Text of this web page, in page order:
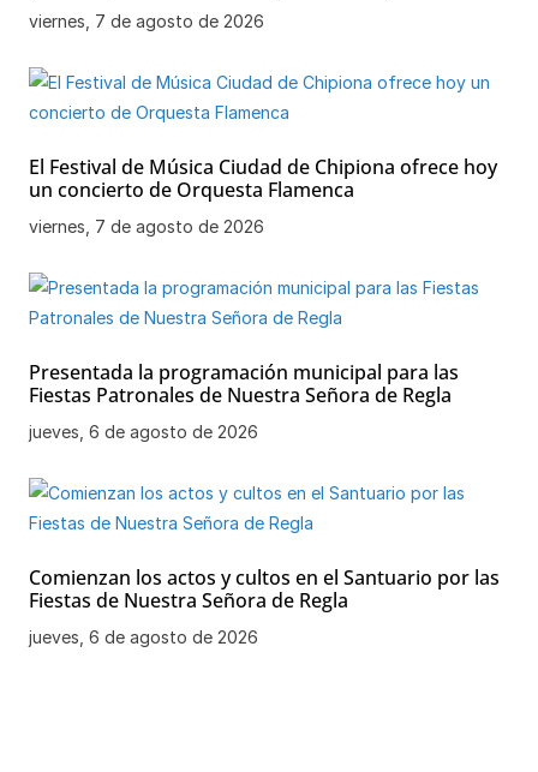
viernes, 7 de agosto de 2026
El Festival de Música Ciudad de Chipiona ofrece hoy
un concierto de Orquesta Flamenca
viernes, 7 de agosto de 2026
Presentada la programación municipal para las
Fiestas Patronales de Nuestra Señora de Regla
jueves, 6 de agosto de 2026
Comienzan los actos y cultos en el Santuario por las
Fiestas de Nuestra Señora de Regla
jueves, 6 de agosto de 2026